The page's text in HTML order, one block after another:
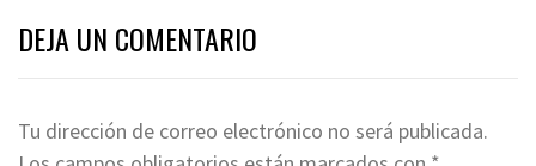
DEJA UN COMENTARIO
Tu dirección de correo electrónico no será publicada.